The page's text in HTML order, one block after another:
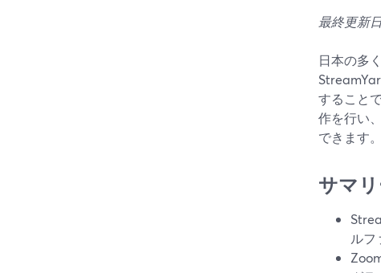
最終更新
日本の多
すること
作を行い
できます。
サマ
ルフ